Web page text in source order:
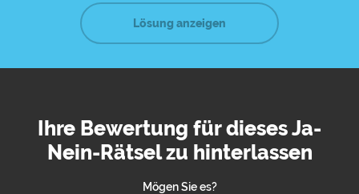
Lösung anzeigen
Ihre Bewertung für dieses Ja-
Nein-Rätsel zu hinterlassen
Mögen Sie es?